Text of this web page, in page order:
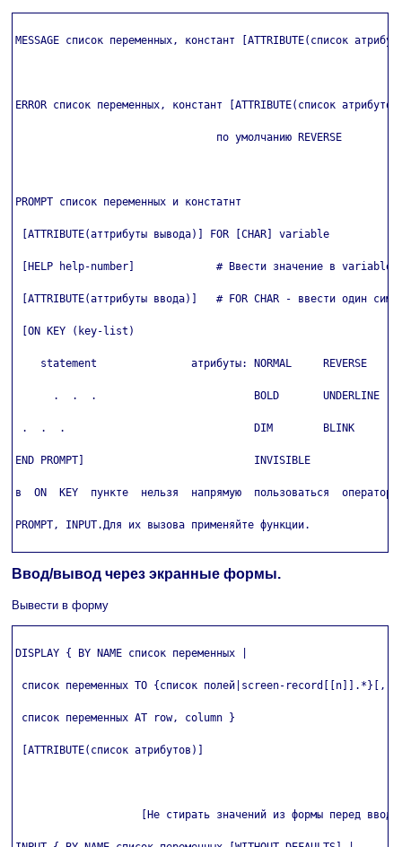
MESSAGE список переменных, констант [ATTRIBUTE(список
ERROR список переменных, констант [ATTRIBUTE(список
                                по умолчанию REVERSE
PROMPT список переменных и констатнт
[ATTRIBUTE(аттрибуты вывода)] FOR [CHAR] variable
[HELP help-number]             # Ввести значение в variable
[ATTRIBUTE(аттрибуты ввода)]   # FOR CHAR - ввести один
[ON KEY (key-list)
    statement               атрибуты: NORMAL     REVERSE
      .  .  .                         BOLD       UNDERLINE
.  .  .                              DIM        BLINK
END PROMPT]                           INVISIBLE
в  ON  KEY  пункте  нельзя  напрямую  пользоваться
PROMPT, INPUT.Для их вызова применяйте функции.
Ввод/вывод через экранные формы.
Вывести в форму
DISPLAY { BY NAME список переменных |
список переменных TO {список полей|screen-
список переменных AT row, column }
[ATTRIBUTE(список атрибутов)]
[Не стирать значений из формы перед